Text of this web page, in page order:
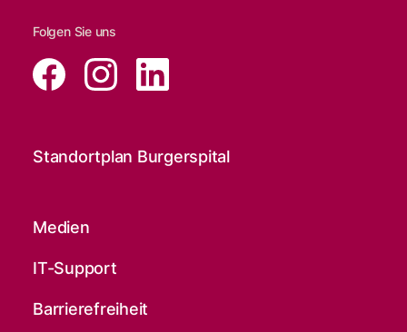
Folgen Sie uns
Standortplan Burgerspital
Medien
IT-Support
Barrierefreiheit